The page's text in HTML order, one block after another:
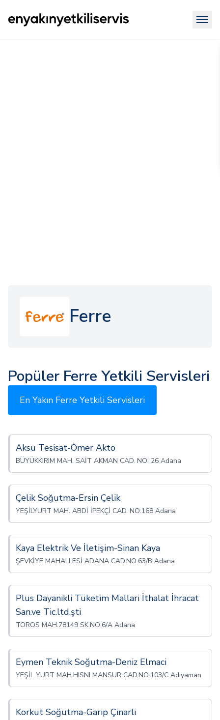
Ferre
Popüler Ferre Yetkili Servisleri
En Yakın Ferre Yetkili Servisleri
Aksu Tesisat-Ömer Akto
BÜYÜKKIRIM MAH. SAİT AKMAN CAD. NO: 26 Adana
Çelik Soğutma-Ersin Çelik
YEŞİLYURT MAH. ABDİ İPEKÇİ CAD. NO:168 Adana
Kaya Elektrik Ve İletişim-Sinan Kaya
ŞEVKİYE MAHALLESİ ADANA CAD.NO:63/B Adana
Plus Dayanikli Tüketim Mallari İthalat İhracat
San.ve Tic.ltd.şti
TOROS MAH.78149 SK.NO:6/A Adana
Eymen Teknik Soğutma-Deniz Elmaci
YEŞİL YURT MAH.HISNI MANSUR CAD.NO:103/C Adıyaman
Korkut Soğutma-Garip Çinarli